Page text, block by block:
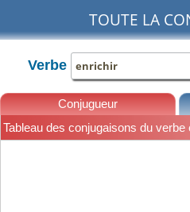
TOUTE LA
Verbe
Conjugueur
Tableau des conjugaisons du verbe